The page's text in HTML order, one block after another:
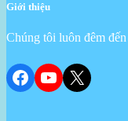
Giới thiệu
Chúng tôi luôn đêm
Facebook
YouTube
X